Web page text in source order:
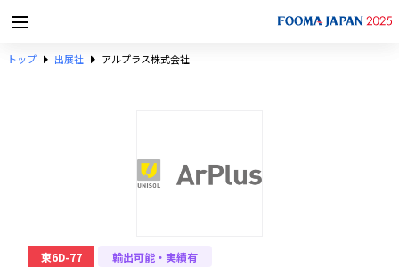
トップ 出展社 アルプラス株式会社
東6D-77 輸出可能・実績有